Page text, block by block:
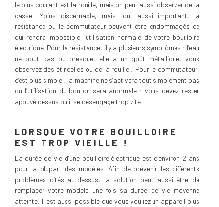
le plus courant est la rouille, mais on peut aussi observer de la
casse. Moins discernable, mais tout aussi important, la
résistance ou le commutateur peuvent être endommagés ce
qui rendra impossible l’utilisation normale de votre bouilloire
électrique. Pour la résistance, il y a plusieurs symptômes : l’eau
ne bout pas ou presque, elle a un goût métallique, vous
observez des étincelles ou de la rouille ! Pour le commutateur,
c’est plus simple : la machine ne s’activera tout simplement pas
ou l’utilisation du bouton sera anormale : vous devez rester
appuyé dessus ou il se désengage trop vite.
LORSQUE VOTRE BOUILLOIRE
EST TROP VIEILLE !
La durée de vie d’une bouilloire électrique est d’environ 2 ans
pour la plupart des modèles. Afin de prévenir les différents
problèmes cités au-dessus, la solution peut aussi être de
remplacer votre modèle une fois sa durée de vie moyenne
atteinte. Il est aussi possible que vous vouliez un appareil plus